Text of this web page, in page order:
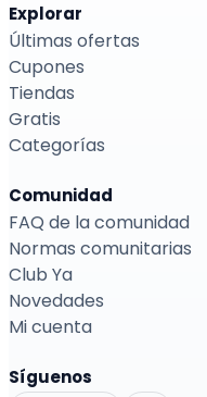
Explorar
Últimas ofertas
Cupones
Tiendas
Gratis
Categorías
Comunidad
FAQ de la comunidad
Normas comunitarias
Club Ya
Novedades
Mi cuenta
Síguenos